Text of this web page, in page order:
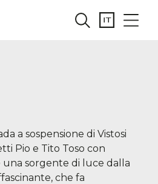
a sospensione di Vistosi
Pio e Tito Toso con
una sorgente di luce dalla
che fa